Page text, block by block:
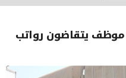
البرلمان ينفي وجود 12,500 موظف يتقاضون رواتب